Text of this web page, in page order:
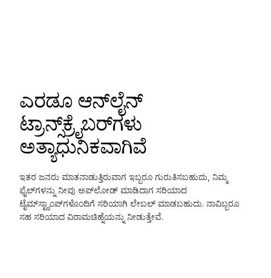
ಎರಡೂ ಆನ್‌ಲೈನ್
ಟ್ರಾನ್ಸ್‌ಕ್ರೈಬರ್‌ಗಳು
ಅತ್ಯಾಧುನಿಕವಾಗಿವೆ
ಇತರ ಜನರು ಮಾತನಾಡುತ್ತಿರುವಾಗ ಇಬ್ಬರೂ ಗುರುತಿಸಬಹುದು, ನಿಮ್ಮ
ಫೈಲ್‌ಗಳನ್ನು ನೀವು ಅಪ್‌ಲೋಡ್ ಮಾಡಿದಾಗ ಸರಿಯಾದ
ಟೈಮ್‌ಸ್ಟ್ಯಾಂಪ್‌ಗಳೊಂದಿಗೆ ಸರಿಯಾಗಿ ಲೇಬಲ್ ಮಾಡಬಹುದು. ನಾವಿಬ್ಬರೂ
ಸಹ ಸರಿಯಾದ ವಿರಾಮಚಿಹ್ನೆಯನ್ನು ನೀಡುತ್ತೇವೆ.